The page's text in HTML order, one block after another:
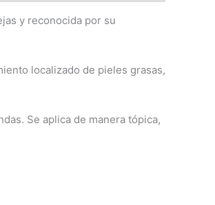
y reconocida por su
localizado de pieles grasas,
Se aplica de manera tópica,